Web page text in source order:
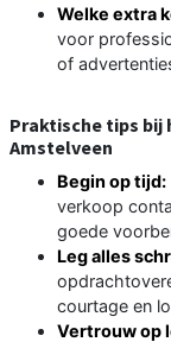
Welke extra
voor
of
Praktische tips bij
Amstelveen
Begin op tijd:
verkoop
goede
Leg alles
courtage en
Vertrouw op